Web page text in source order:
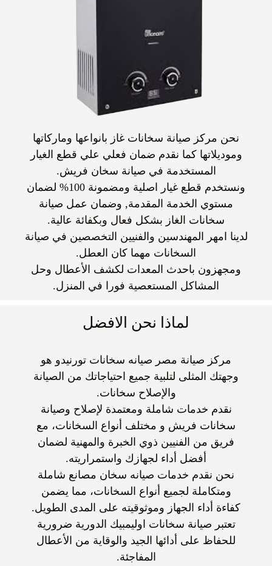
نحن مركز صيانة سخانات غاز بانواعها وماركاتها
وموديلاتها كما نقدم ضمان فعلي علي قطع الغيار
المستخدمة في صيانة سخان فريش.
ونستخدم قطع غيار اصلية ومضمونة 100% لضمان
مستوي الخدمة المقدمة, وضمان عمل صيانة
سخانات الغاز بشكل فعال وبكفائة عالية.
لدينا امهر المهندسين والفنيين التخصصين في صيانة
السخانات مهما كان العطل.
ومجهزون باحدث المعدات لكشف الأعطال وحل
المشاكل المستعصية فورا في المنزل.
لماذا نحن الافضل
مركز صيانة مصر صيانه سخانات تورنيدو هو
وجهتك المثلى لتلبية جميع احتياجاتك من الصيانة
والإصلاح سخانات.
نقدم خدمات شاملة ومعتمدة لإصلاح وصيانة
سخانات فريش و مختلف أنواع السخانات، مع
فريق من الفنيين ذوي الخبرة والمهنية لضمان
أفضل أداء لجهازك واستمراريته.
نحن نقدم خدمات صيانه سخان مصانع شاملة
ومتكاملة لجميع أنواع السخانات، مما يضمن
كفاءة أداء الجهاز وموثوقيته على المدى الطويل.
تعتبر صيانة سخانات اوليمبيك الدورية ضرورية
للحفاظ على أدائها الجيد والوقاية من الأعطال
المفاجئة.